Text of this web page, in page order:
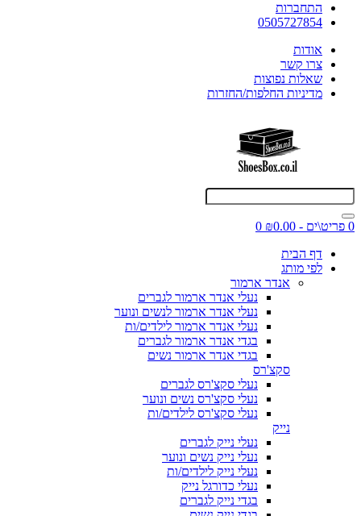
התחברות
0505727854
אודות
צרו קשר
שאלות נפוצות
מדיניות החלפות/החזרות
0 פריט\ים - ₪0.00
0
דף הבית
לפי מותג
אנדר ארמור
נעלי אנדר ארמור לגברים
נעלי אנדר ארמור לנשים ונוער
נעלי אנדר ארמור לילדים/ות
בגדי אנדר ארמור לגברים
בגדי אנדר ארמור נשים
סקצ'רס
נעלי סקצ'רס לגברים
נעלי סקצ'רס נשים ונוער
נעלי סקצ'רס לילדים/ות
נייק
נעלי נייק לגברים
נעלי נייק נשים ונוער
נעלי נייק לילדים/ות
נעלי כדורגל נייק
בגדי נייק לגברים